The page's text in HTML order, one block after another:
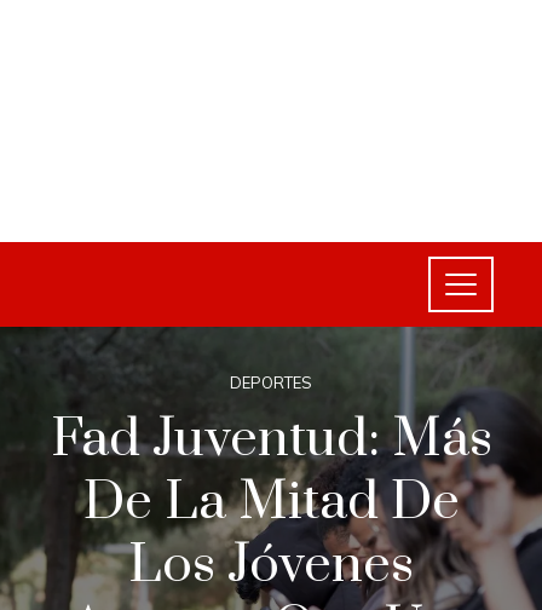
DEPORTES
Fad Juventud: Más
De La Mitad De
Los Jóvenes